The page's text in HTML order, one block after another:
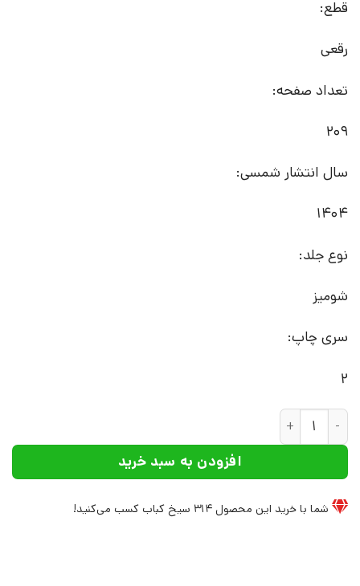
قطع:
رقعی
تعداد صفحه:
209
سال انتشار شمسی:
1404
نوع جلد:
شومیز
سری چاپ:
2
کتاب سوت پایان | انتشارات نشر چشمه عدد
افزودن به سبد خرید
شما با خرید این محصول 314 سیخ کباب کسب می‌کنید!